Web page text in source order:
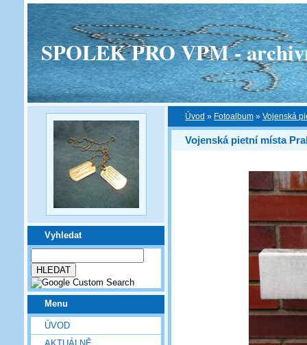
SPOLEK PRO VPM -
Vyhledat
Menu
ÚVOD
Úvod » Fotoalbum » Vojenská
Vojenská pietní místa